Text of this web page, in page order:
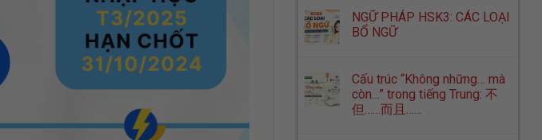
NGỮ PHÁP HSK3: CÁC LOẠI
BỔ NGỮ
Cấu trúc “Không những… mà
còn…” trong tiếng Trung: 不
但……而且……